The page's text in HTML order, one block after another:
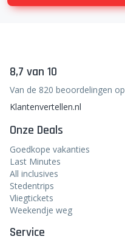
8,7 van 10
Van de 820 beoordelingen op
Klantenvertellen.nl
Onze Deals
Goedkope vakanties
Last Minutes
All inclusives
Stedentrips
Vliegtickets
Weekendje weg
Service